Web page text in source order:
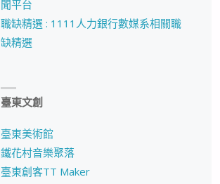
聞平台
職缺精選 : 1111人力銀行數媒系相關職
缺精選
臺東文創
臺東美術館
鐵花村音樂聚落
臺東創客TT Maker